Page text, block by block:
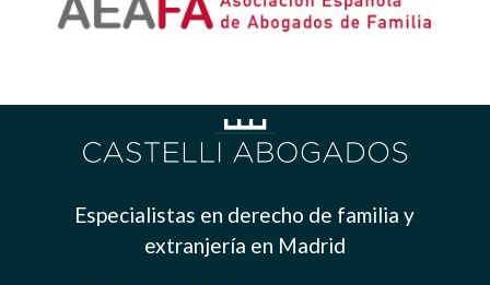
Especialistas en derecho de familia y
extranjería en Madrid